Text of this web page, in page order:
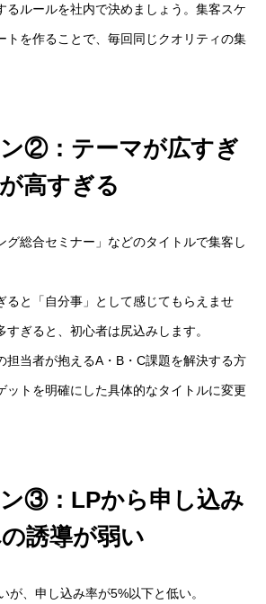
るルールを社内で決めましょう。集客スケ
トを作ることで、毎回同じクオリティの集
②：テーマが広すぎ
高すぎる
グ総合セミナー」などのタイトルで集客し
ると「自分事」として感じてもらえませ
すぎると、初心者は尻込みします。
担当者が抱えるA・B・C課題を解決する方
ットを明確にした具体的なタイトルに変更
③：LPから申し込み
誘導が弱い
が、申し込み率が5%以下と低い。